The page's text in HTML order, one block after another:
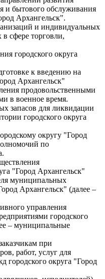
и бытового обслуживания
Архангельск".
и индивидуальных
сфере торговли,
городского округа
к введению на
Архангельск"
продовольственными
в военное время.
запасов для ликвидации
городского округа
округу "Город
по
"Город Архангельск"
муниципальных
Архангельск" (далее –
управления
городского
– муниципальные
при
работ, услуг для
городского округа "Город